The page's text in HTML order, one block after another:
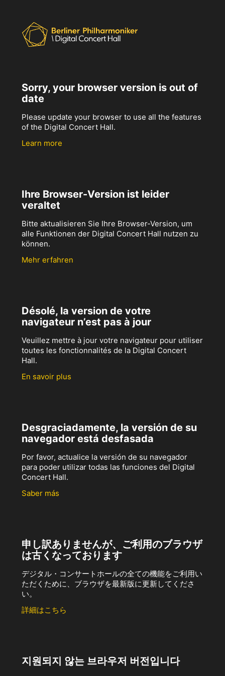
Sorry, your browser version is out of
date
Please update your browser to use all the features
of the Digital Concert Hall.
Learn more
Ihre Browser-Version ist leider
veraltet
Bitte aktualisieren Sie Ihre Browser-Version, um
alle Funktionen der Digital Concert Hall nutzen zu
können.
Mehr erfahren
Désolé, la version de votre
navigateur n’est pas à jour
Veuillez mettre à jour votre navigateur pour utiliser
toutes les fonctionnalités de la Digital Concert
Hall.
En savoir plus
Desgraciadamente, la versión de su
navegador está desfasada
Por favor, actualice la versión de su navegador
para poder utilizar todas las funciones del Digital
Concert Hall.
Saber más
申し訳ありませんが、ご利用のブラウザ
は古くなっております
デジタル・コンサートホールの全ての機能をご利用い
ただくために、ブラウザを最新版に更新してくださ
い。
詳細はこちら
지원되지 않는 브라우저 버전입니다